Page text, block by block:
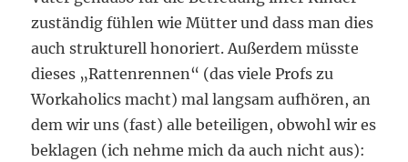
zuständig fühlen wie Mütter und dass man dies
auch strukturell honoriert. Außerdem müsste
dieses „Rattenrennen“ (das viele Profs zu
Workaholics macht) mal langsam aufhören, an
dem wir uns (fast) alle beteiligen, obwohl wir es
beklagen (ich nehme mich da auch nicht aus):